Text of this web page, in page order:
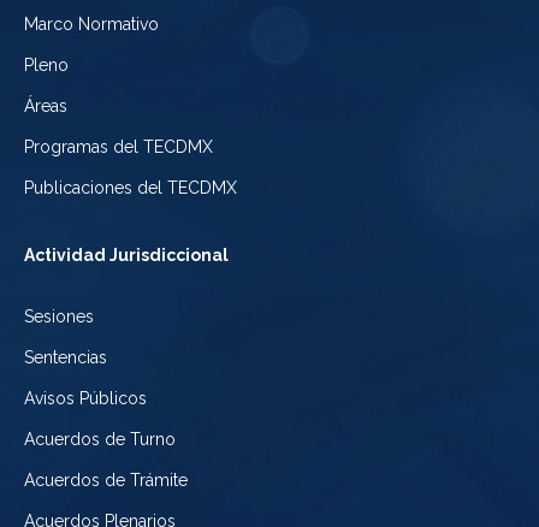
Marco Normativo
Pleno
Áreas
Programas del TECDMX
Publicaciones del TECDMX
Actividad Jurisdiccional
Sesiones
Sentencias
Avisos Públicos
Acuerdos de Turno
Acuerdos de Trámite
Acuerdos Plenarios